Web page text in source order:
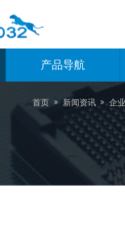
产品导航
首页  新闻资讯  企